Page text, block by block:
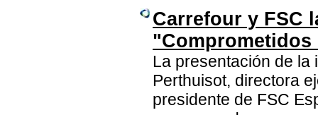
Carrefour y FSC
La presentación de la
Perthuisot, directora
presidente de FSC